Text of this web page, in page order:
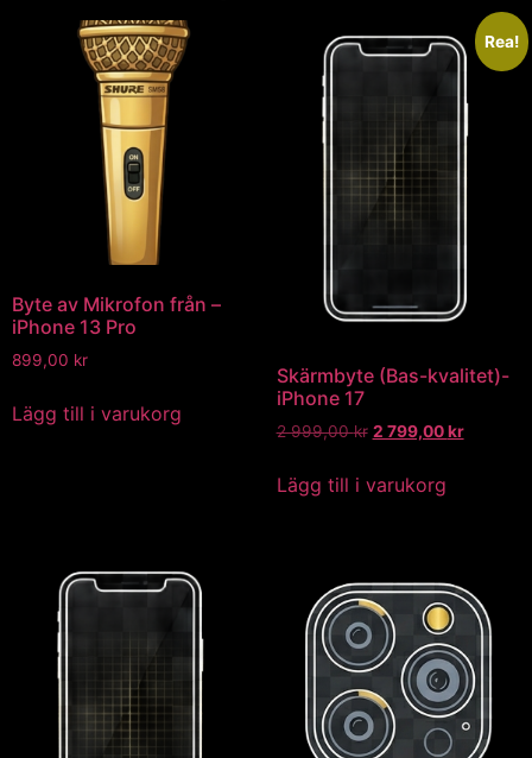
Byte av Mikrofon från –
iPhone 13 Pro
899,00 kr
Lägg till i varukorg
Rea!
Skärmbyte (Bas-kvalitet)-
iPhone 17
2 999,00kr 2 799,00kr
Lägg till i varukorg